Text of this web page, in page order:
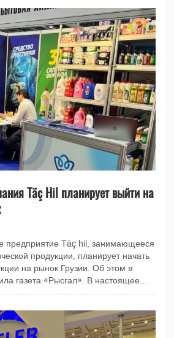
Täç Hil планирует выйти на
предприятие Täç hil, занимающееся
продукции, планирует начать
на рынок Грузии. Об этом в
газета «Рысгал». В настоящее...